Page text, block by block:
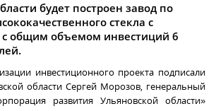
будет построен завод по
стекла с
общим объемом инвестиций 6
инвестиционного проекта подписали
области Сергей Морозов, генеральный
развития Ульяновской области»